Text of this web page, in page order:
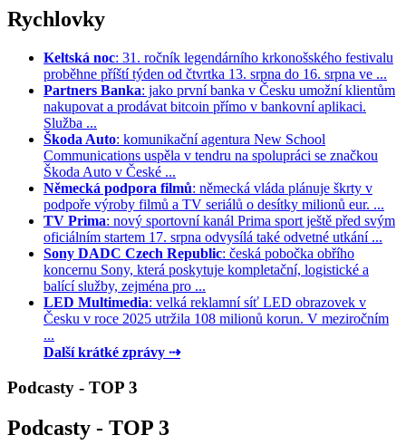
Rychlovky
Keltská noc: 31. ročník legendárního krkonošského festivalu
proběhne příští týden od čtvrtka 13. srpna do 16. srpna ve ...
Partners Banka: jako první banka v Česku umožní klientům
nakupovat a prodávat bitcoin přímo v bankovní aplikaci.
Služba ...
Škoda Auto: komunikační agentura New School
Communications uspěla v tendru na spolupráci se značkou
Škoda Auto v České ...
Německá podpora filmů: německá vláda plánuje škrty v
podpoře výroby filmů a TV seriálů o desítky milionů eur. ...
TV Prima: nový sportovní kanál Prima sport ještě před svým
oficiálním startem 17. srpna odvysílá také odvetné utkání ...
Sony DADC Czech Republic: česká pobočka obřího
koncernu Sony, která poskytuje kompletační, logistické a
balící služby, zejména pro ...
LED Multimedia: velká reklamní síť LED obrazovek v
Česku v roce 2025 utržila 108 milionů korun. V meziročním
...
Další krátké zprávy ⇢
Podcasty - TOP 3
Podcasty - TOP 3